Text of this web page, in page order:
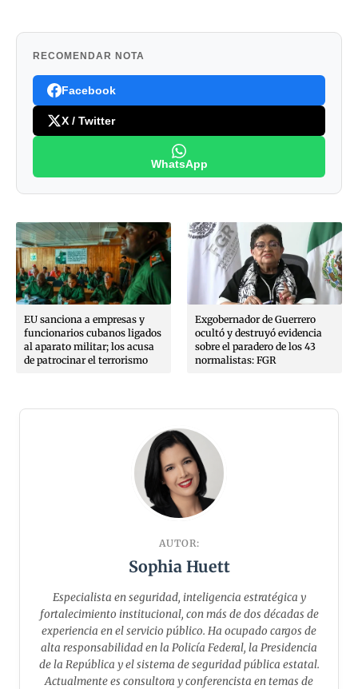
RECOMENDAR NOTA
Facebook
X / Twitter
WhatsApp
EU sanciona a empresas y
funcionarios cubanos ligados
al aparato militar; los acusa
de patrocinar el terrorismo
Exgobernador de Guerrero
ocultó y destruyó evidencia
sobre el paradero de los 43
normalistas: FGR
AUTOR:
Sophia Huett
Especialista en seguridad, inteligencia estratégica y
fortalecimiento institucional, con más de dos décadas de
experiencia en el servicio público. Ha ocupado cargos de
alta responsabilidad en la Policía Federal, la Presidencia
de la República y el sistema de seguridad pública estatal.
Actualmente es consultora y conferencista en temas de